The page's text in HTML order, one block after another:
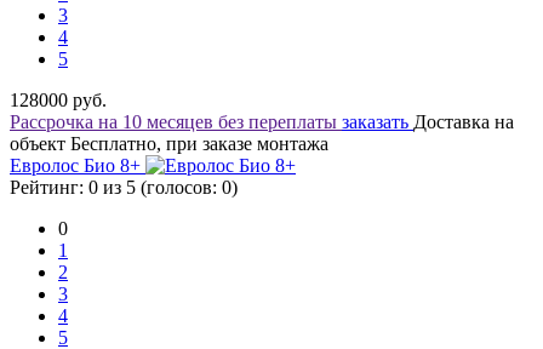
3
4
5
128000 руб.
Рассрочка на 10 месяцев без переплаты заказать Доставка на
объект Бесплатно, при заказе монтажа
Евролос Био 8+
Рейтинг: 0 из 5 (голосов: 0)
0
1
2
3
4
5